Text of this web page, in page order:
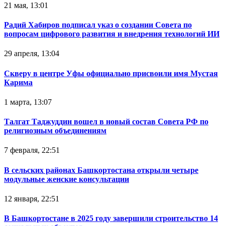
21 мая, 13:01
Радий Хабиров подписал указ о создании Совета по
вопросам цифрового развития и внедрения технологий ИИ
29 апреля, 13:04
Скверу в центре Уфы официально присвоили имя Мустая
Карима
1 марта, 13:07
Талгат Таджуддин вошел в новый состав Совета РФ по
религиозным объединениям
7 февраля, 22:51
В сельских районах Башкортостана открыли четыре
модульные женские консультации
12 января, 22:51
В Башкортостане в 2025 году завершили строительство 14